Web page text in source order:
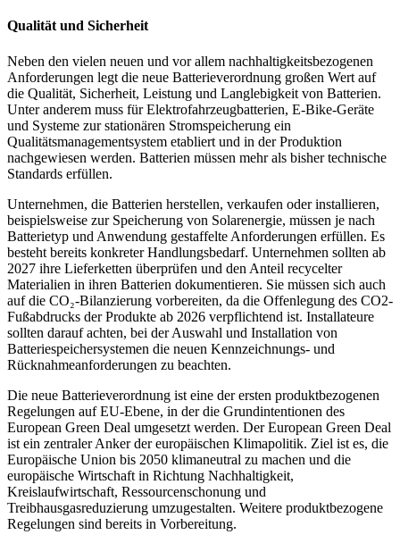
Qualität und Sicherheit
Neben den vielen neuen und vor allem nachhaltigkeitsbezogenen
Anforderungen legt die neue Batterieverordnung großen Wert auf
die Qualität, Sicherheit, Leistung und Langlebigkeit von Batterien.
Unter anderem muss für Elektrofahrzeugbatterien, E-Bike-Geräte
und Systeme zur stationären Stromspeicherung ein
Qualitätsmanagementsystem etabliert und in der Produktion
nachgewiesen werden. Batterien müssen mehr als bisher technische
Standards erfüllen.
Unternehmen, die Batterien herstellen, verkaufen oder installieren,
beispielsweise zur Speicherung von Solarenergie, müssen je nach
Batterietyp und Anwendung gestaffelte Anforderungen erfüllen. Es
besteht bereits konkreter Handlungsbedarf. Unternehmen sollten ab
2027 ihre Lieferketten überprüfen und den Anteil recycelter
Materialien in ihren Batterien dokumentieren. Sie müssen sich auch
auf die CO₂-Bilanzierung vorbereiten, da die Offenlegung des CO2-
Fußabdrucks der Produkte ab 2026 verpflichtend ist. Installateure
sollten darauf achten, bei der Auswahl und Installation von
Batteriespeichersystemen die neuen Kennzeichnungs- und
Rücknahmeanforderungen zu beachten.
Die neue Batterieverordnung ist eine der ersten produktbezogenen
Regelungen auf EU-Ebene, in der die Grundintentionen des
European Green Deal umgesetzt werden. Der European Green Deal
ist ein zentraler Anker der europäischen Klimapolitik. Ziel ist es, die
Europäische Union bis 2050 klimaneutral zu machen und die
europäische Wirtschaft in Richtung Nachhaltigkeit,
Kreislaufwirtschaft, Ressourcenschonung und
Treibhausgasreduzierung umzugestalten. Weitere produktbezogene
Regelungen sind bereits in Vorbereitung.